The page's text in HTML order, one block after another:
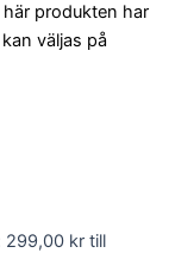
här produkten har
väljas på
299,00 kr till